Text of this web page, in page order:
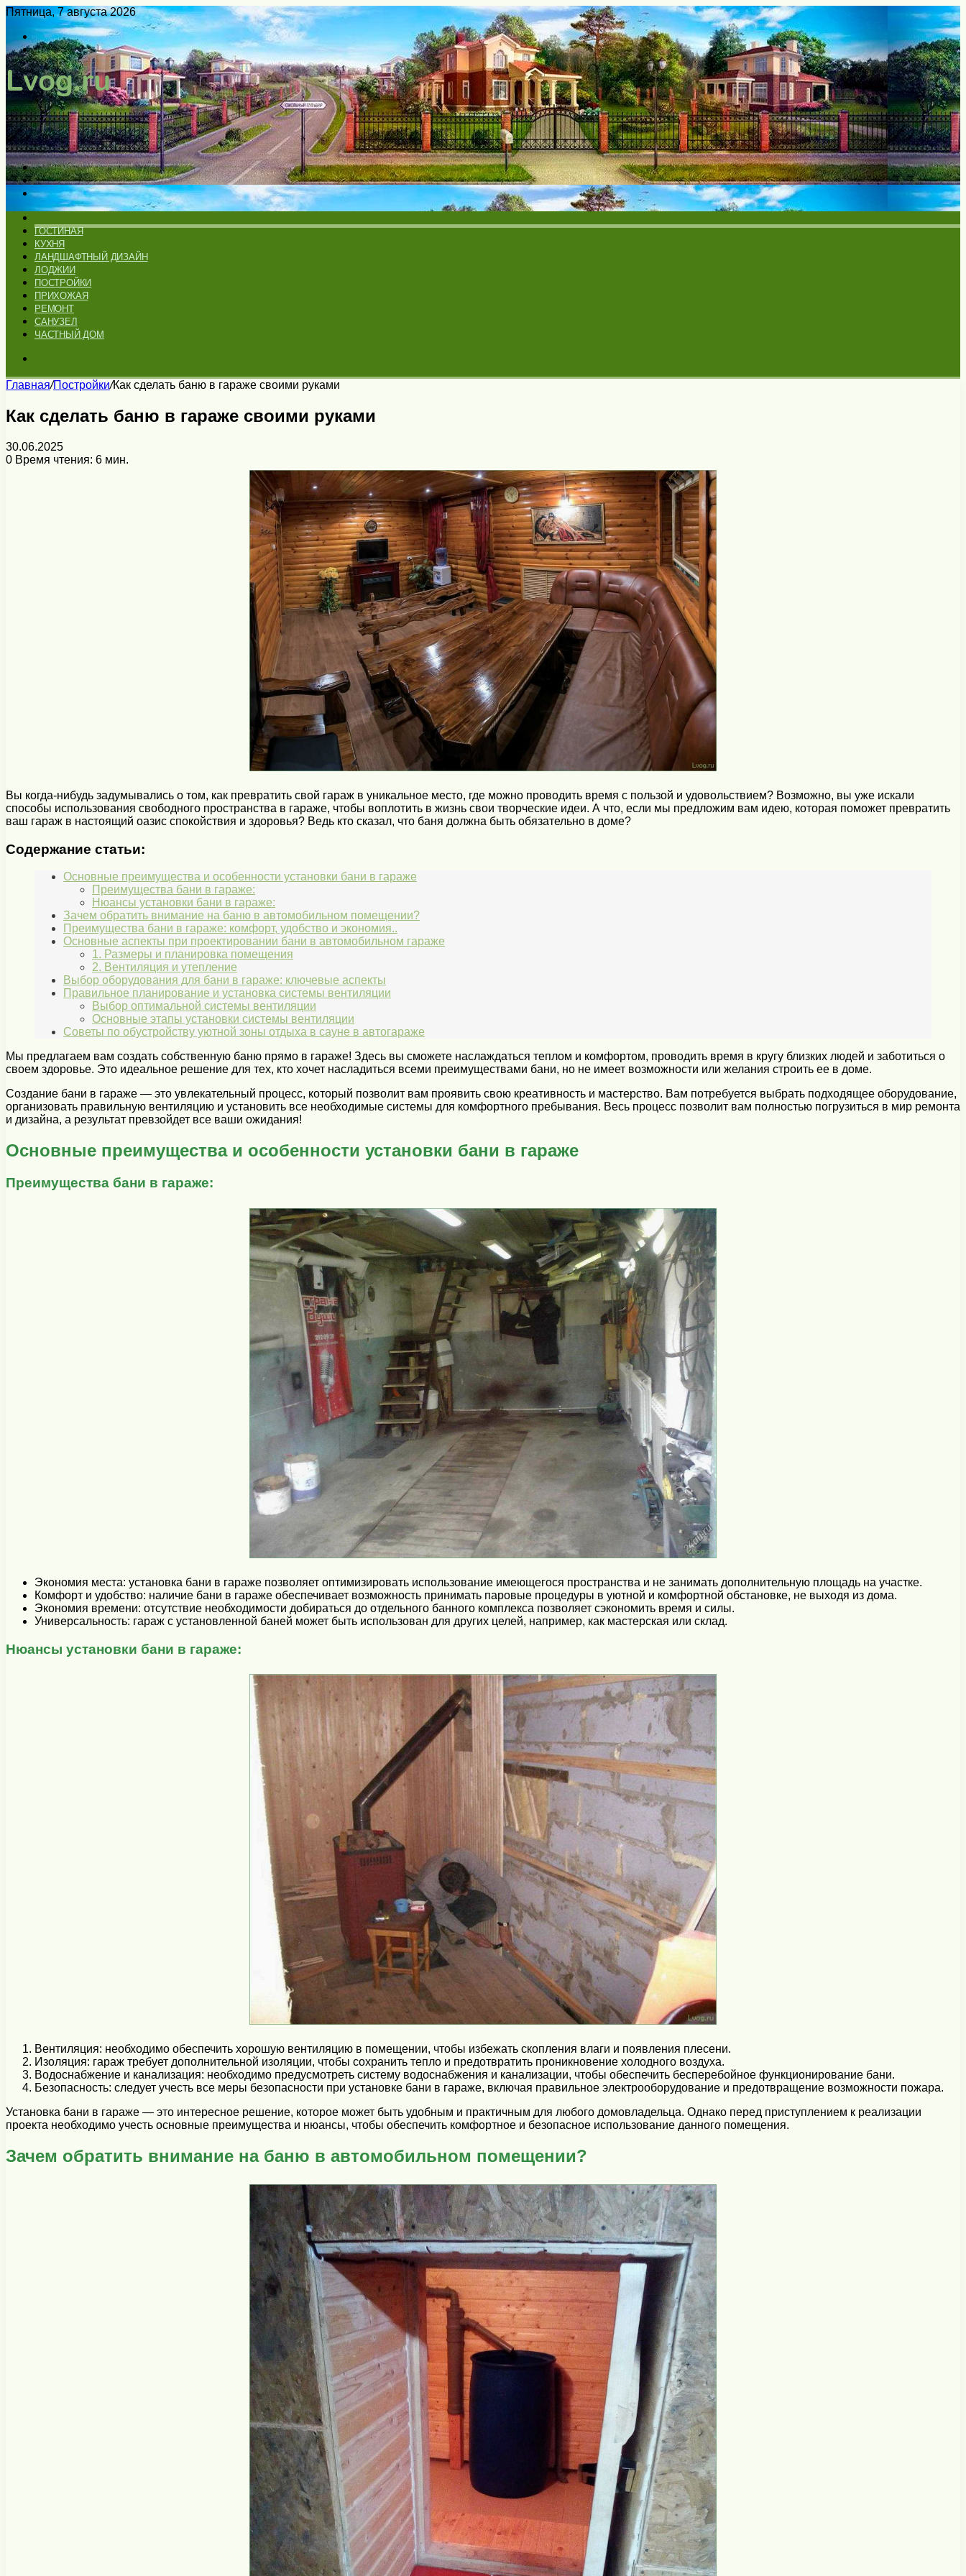
Пятница, 7 августа 2026
Войти
Switch
skin
Меню
Искать
Switch
skin
ГОСТИНАЯ
КУХНЯ
ЛАНДШАФТНЫЙ ДИЗАЙН
ЛОДЖИИ
ПОСТРОЙКИ
ПРИХОЖАЯ
РЕМОНТ
САНУЗЕЛ
ЧАСТНЫЙ ДОМ
Главная/Постройки/Как сделать баню в гараже своими руками
Как сделать баню в гараже своими руками
30.06.2025
0 Время чтения: 6 мин.
Вы когда-нибудь задумывались о том, как превратить свой гараж в уникальное место, где можно проводить время с пользой и удовольствием? Возможно, вы уже искали
способы использования свободного пространства в гараже, чтобы воплотить в жизнь свои творческие идеи. А что, если мы предложим вам идею, которая поможет превратить
ваш гараж в настоящий оазис спокойствия и здоровья? Ведь кто сказал, что баня должна быть обязательно в доме?
Содержание статьи:
Основные преимущества и особенности установки бани в гараже
Преимущества бани в гараже:
Нюансы установки бани в гараже:
Зачем обратить внимание на баню в автомобильном помещении?
Преимущества бани в гараже: комфорт, удобство и экономия..
Основные аспекты при проектировании бани в автомобильном гараже
1. Размеры и планировка помещения
2. Вентиляция и утепление
Выбор оборудования для бани в гараже: ключевые аспекты
Правильное планирование и установка системы вентиляции
Выбор оптимальной системы вентиляции
Основные этапы установки системы вентиляции
Советы по обустройству уютной зоны отдыха в сауне в автогараже
Мы предлагаем вам создать собственную баню прямо в гараже! Здесь вы сможете наслаждаться теплом и комфортом, проводить время в кругу близких людей и заботиться о
своем здоровье. Это идеальное решение для тех, кто хочет насладиться всеми преимуществами бани, но не имеет возможности или желания строить ее в доме.
Создание бани в гараже — это увлекательный процесс, который позволит вам проявить свою креативность и мастерство. Вам потребуется выбрать подходящее оборудование,
организовать правильную вентиляцию и установить все необходимые системы для комфортного пребывания. Весь процесс позволит вам полностью погрузиться в мир ремонта
и дизайна, а результат превзойдет все ваши ожидания!
Основные преимущества и особенности установки бани в гараже
Преимущества бани в гараже:
Экономия места: установка бани в гараже позволяет оптимизировать использование имеющегося пространства и не занимать дополнительную площадь на участке.
Комфорт и удобство: наличие бани в гараже обеспечивает возможность принимать паровые процедуры в уютной и комфортной обстановке, не выходя из дома.
Экономия времени: отсутствие необходимости добираться до отдельного банного комплекса позволяет сэкономить время и силы.
Универсальность: гараж с установленной баней может быть использован для других целей, например, как мастерская или склад.
Нюансы установки бани в гараже:
Вентиляция: необходимо обеспечить хорошую вентиляцию в помещении, чтобы избежать скопления влаги и появления плесени.
Изоляция: гараж требует дополнительной изоляции, чтобы сохранить тепло и предотвратить проникновение холодного воздуха.
Водоснабжение и канализация: необходимо предусмотреть систему водоснабжения и канализации, чтобы обеспечить бесперебойное функционирование бани.
Безопасность: следует учесть все меры безопасности при установке бани в гараже, включая правильное электрооборудование и предотвращение возможности пожара.
Установка бани в гараже — это интересное решение, которое может быть удобным и практичным для любого домовладельца. Однако перед приступлением к реализации
проекта необходимо учесть основные преимущества и нюансы, чтобы обеспечить комфортное и безопасное использование данного помещения.
Зачем обратить внимание на баню в автомобильном помещении?